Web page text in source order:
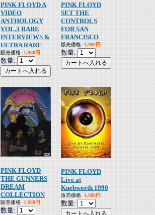
PINK FLOYD A
VIDEO
ANTHOLOGY
VOL.3 RARE
INTERVIEWS &
ULTRA RARE
販売価格 1,980円
数量:
PINK FLOYD
SET THE
CONTROLS
FOR SAN
FRANCISCO
販売価格 1,980円
数量:
PINK FLOYD
THE GUNNERS
DREAM
COLLECTION
販売価格 1,980円
数量:
PINK FLOYD
Live at
Knebworth 1990
販売価格 1,980円
数量: